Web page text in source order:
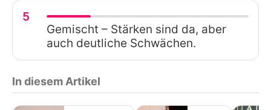
5
Gemischt – Stärken sind da, aber
auch deutliche Schwächen.
In diesem Artikel